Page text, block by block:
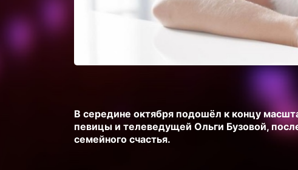
В середине октября подошёл к концу
певицы и телеведущей Ольги Бузовой,
семейного счастья.